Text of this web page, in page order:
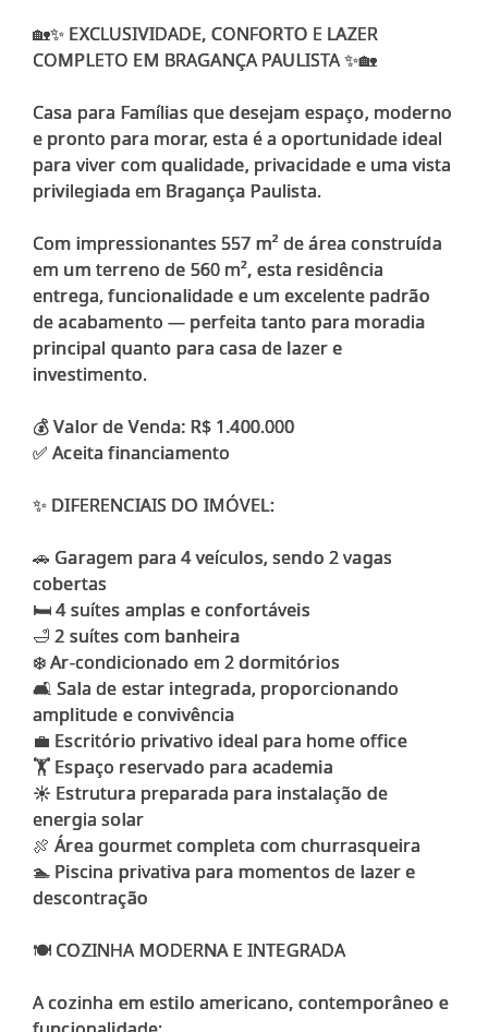
🏡✨ EXCLUSIVIDADE, CONFORTO E LAZER
COMPLETO EM BRAGANÇA PAULISTA ✨🏡
Casa para Famílias que desejam espaço, moderno
e pronto para morar, esta é a oportunidade ideal
para viver com qualidade, privacidade e uma vista
privilegiada em Bragança Paulista.
Com impressionantes 557 m² de área construída
em um terreno de 560 m², esta residência
entrega, funcionalidade e um excelente padrão
de acabamento — perfeita tanto para moradia
principal quanto para casa de lazer e
investimento.
💰 Valor de Venda: R$ 1.400.000
✅ Aceita financiamento
✨ DIFERENCIAIS DO IMÓVEL:
🚗 Garagem para 4 veículos, sendo 2 vagas
cobertas
🛏️ 4 suítes amplas e confortáveis
🛁 2 suítes com banheira
❄️ Ar-condicionado em 2 dormitórios
🛋️ Sala de estar integrada, proporcionando
amplitude e convivência
💼 Escritório privativo ideal para home office
🏋️ Espaço reservado para academia
☀️ Estrutura preparada para instalação de
energia solar
🍖 Área gourmet completa com churrasqueira
🏊 Piscina privativa para momentos de lazer e
descontração
🍽️ COZINHA MODERNA E INTEGRADA
A cozinha em estilo americano, contemporâneo e